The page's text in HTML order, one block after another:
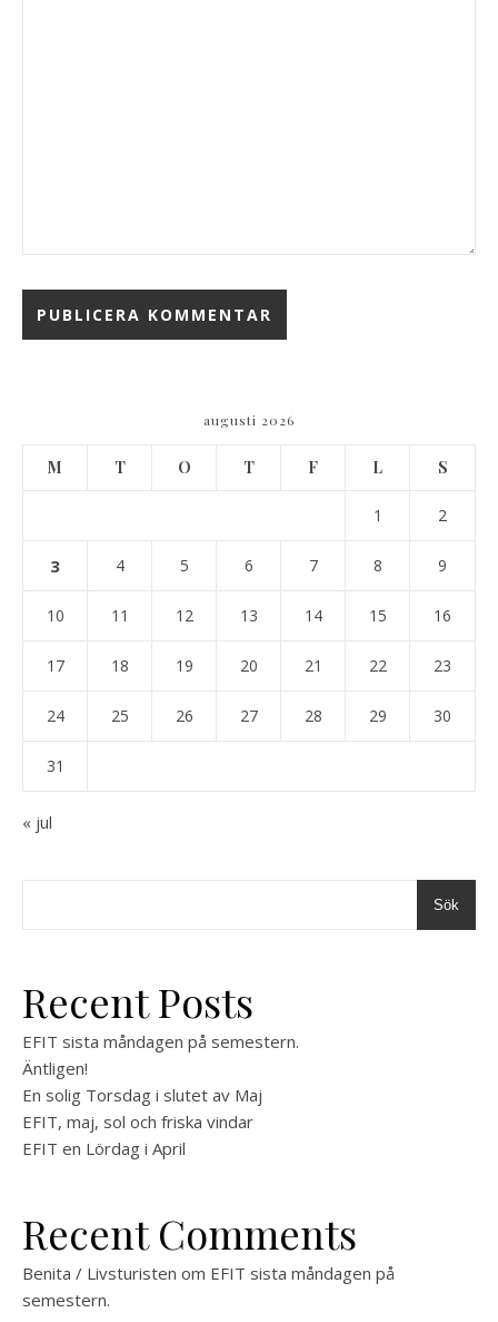
augusti 2026
M T O T F L S
1 2
3 4 5 6 7 8 9
10 11 12 13 14 15 16
17 18 19 20 21 22 23
24 25 26 27 28 29 30
31
« jul
Sök
Recent Posts
EFIT sista måndagen på semestern.
Äntligen!
En solig Torsdag i slutet av Maj
EFIT, maj, sol och friska vindar
EFIT en Lördag i April
Recent Comments
Benita / Livsturisten om EFIT sista måndagen på
semestern.